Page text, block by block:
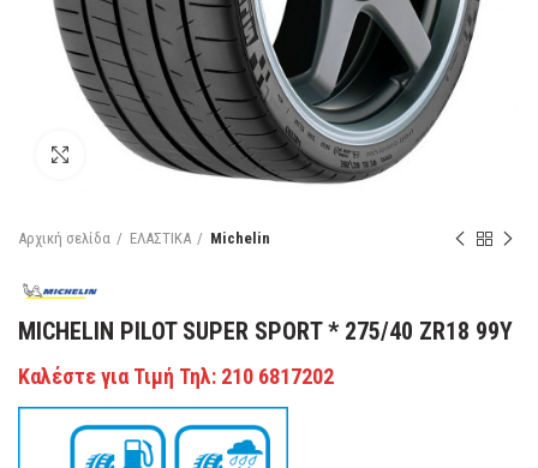
Κάντε κλικ για μεγέθυνση
Αρχική σελίδα ΕΛΑΣΤΙΚΑ Michelin
MICHELIN PILOT SUPER SPORT * 275/40 ZR18 99Y
Καλέστε για Τιμή Τηλ: 210 6817202